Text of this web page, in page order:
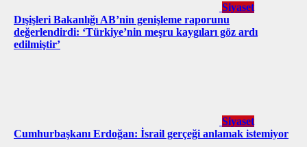
Siyaset
Dışişleri Bakanlığı AB’nin genişleme raporunu
değerlendirdi: ‘Türkiye’nin meşru kaygıları göz ardı
edilmiştir’
Siyaset
Cumhurbaşkanı Erdoğan: İsrail gerçeği anlamak istemiyor